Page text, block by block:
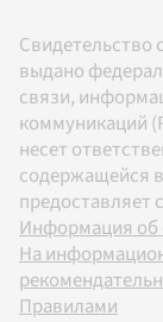
выдано
связи,
коммуникаций
несет
содержащейся
Информация об
На
Правилами